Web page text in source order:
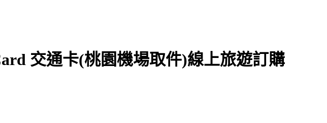
交通卡(桃園機場取件)線上旅遊訂購